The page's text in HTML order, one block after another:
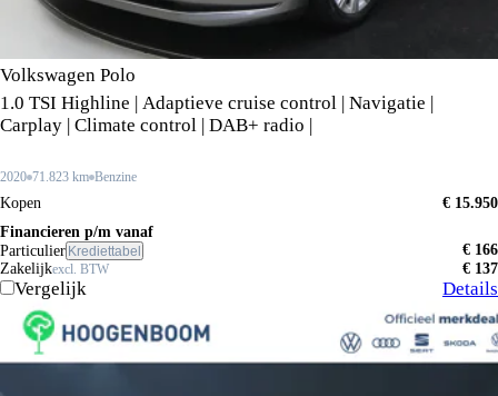
Volkswagen Polo
1.0 TSI Highline | Adaptieve cruise control | Navigatie |
Carplay | Climate control | DAB+ radio |
2020 71.823 km Benzine
Kopen
€ 15.950
Financieren p/m vanaf
Particulier Krediettabel
€ 166
Zakelijkexcl. BTW € 137
Vergelijk Details